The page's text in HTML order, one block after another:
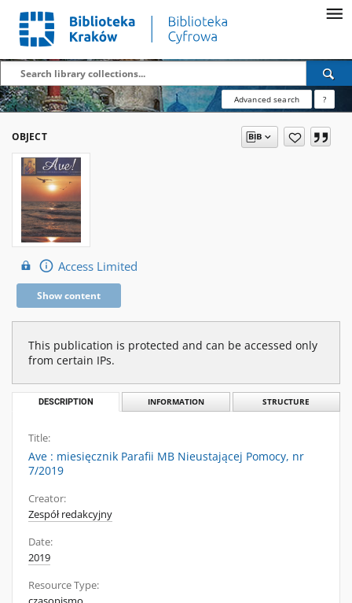
Advanced search ?
OBJECT
Access Limited
Show content
This publication is protected and can be accessed only
from certain IPs.
DESCRIPTION INFORMATION STRUCTURE
Title:
Ave : miesięcznik Parafii MB Nieustającej Pomocy, nr
7/2019
Creator:
Zespół redakcyjny
Date:
2019
Resource Type: